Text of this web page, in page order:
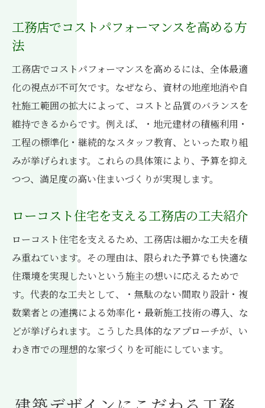
工務店でコストパフォーマンスを高める方
法
工務店でコストパフォーマンスを高めるには、全体最適
化の視点が不可欠です。なぜなら、資材の地産地消や自
社施工範囲の拡大によって、コストと品質のバランスを
維持できるからです。例えば、・地元建材の積極利用・
工程の標準化・継続的なスタッフ教育、といった取り組
みが挙げられます。これらの具体策により、予算を抑え
つつ、満足度の高い住まいづくりが実現します。
ローコスト住宅を支える工務店の工夫紹介
ローコスト住宅を支えるため、工務店は細かな工夫を積
み重ねています。その理由は、限られた予算でも快適な
住環境を実現したいという施主の想いに応えるためで
す。代表的な工夫として、・無駄のない間取り設計・複
数業者との連携による効率化・最新施工技術の導入、な
どが挙げられます。こうした具体的なアプローチが、い
わき市での理想的な家づくりを可能にしています。